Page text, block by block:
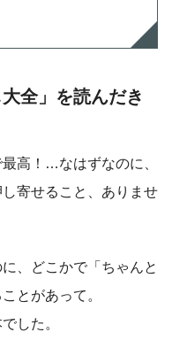
全」を読んだき
高！…なはずなのに、
寄せること、ありませ
、どこかで「ちゃんと
とがあって。
した。